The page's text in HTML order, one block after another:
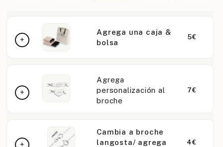
Agrega una caja &
bolsa
5€
Agrega
personalización al
broche
7€
Cambia a broche
langosta/ agrega
4€